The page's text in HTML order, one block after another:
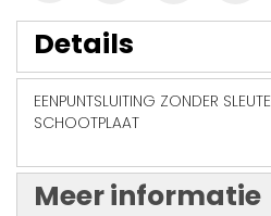
Details
EENPUNTSLUITING ZONDER
SCHOOTPLAAT
Meer informatie